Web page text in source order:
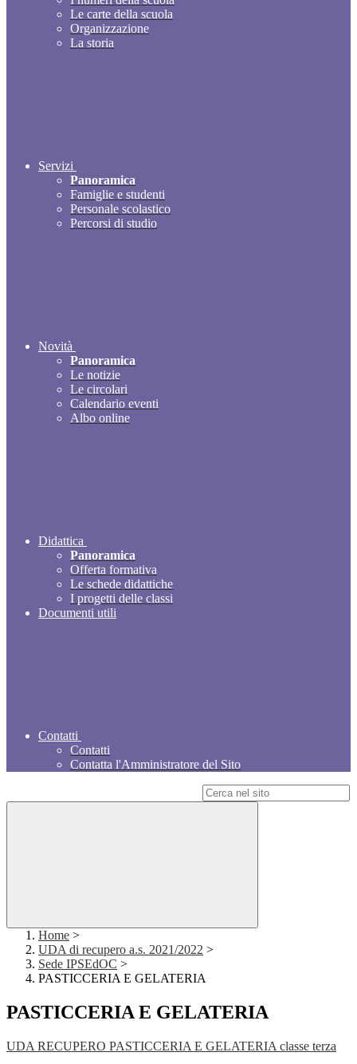
Le carte della scuola
Organizzazione
La storia
Servizi
Panoramica
Famiglie e studenti
Personale scolastico
Percorsi di studio
Novità
Panoramica
Le notizie
Le circolari
Calendario eventi
Albo online
Didattica
Panoramica
Offerta formativa
Le schede didattiche
I progetti delle classi
Documenti utili
Contatti
Contatti
Contatta l'Amministratore del Sito
Home >
UDA di recupero a.s. 2021/2022 >
Sede IPSEdOC >
PASTICCERIA E GELATERIA
PASTICCERIA E GELATERIA
UDA RECUPERO PASTICCERIA E GELATERIA classe terza